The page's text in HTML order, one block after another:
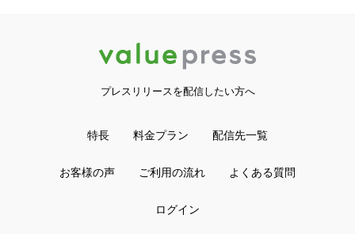
プレスリリースを配信したい方へ
特長 料金プラン 配信先一覧
お客様の声 ご利用の流れ よくある質問
ログイン